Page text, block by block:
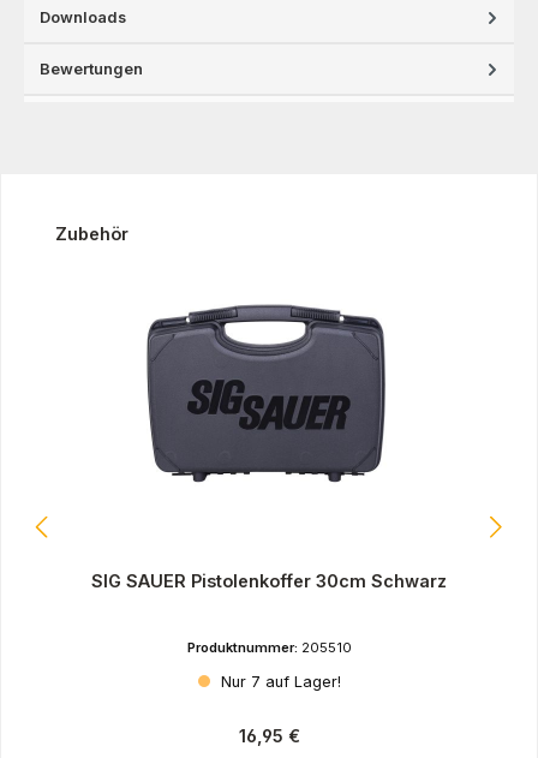
Downloads
Bewertungen
Produktgalerie überspringen
Zubehör
SIG SAUER Pistolenkoffer 30cm Schwarz
Produktnummer: 205510
Nur 7 auf Lager!
Regulärer Preis:
16,95 €